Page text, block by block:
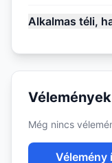
Alkalmas téli,
Vélemények
Még nincs
Vélemény